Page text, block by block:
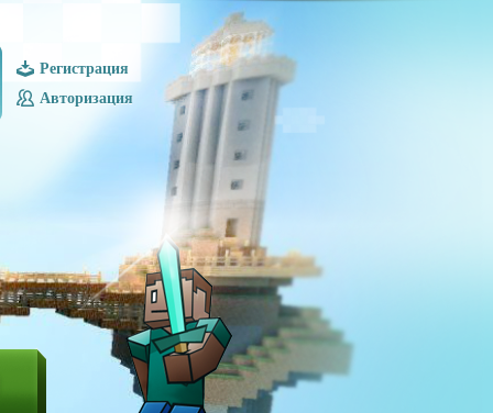
Регистрация
Авторизация